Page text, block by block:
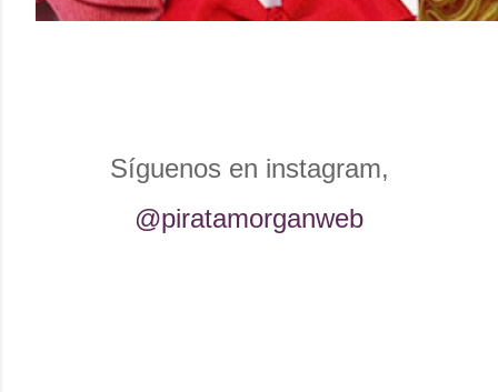
Síguenos en instagram,
@piratamorganweb